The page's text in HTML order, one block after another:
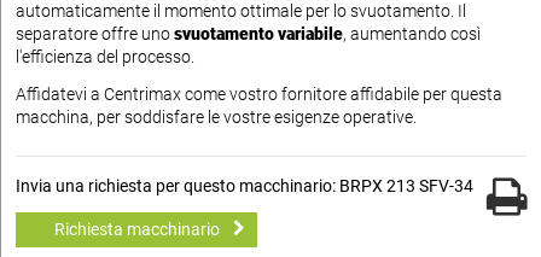
automaticamente il momento ottimale per lo svuotamento. Il
separatore offre unosvuotamento variabile, aumentando così
l'efficienza del processo.
Affidatevi a Centrimax come vostro fornitore affidabile per questa
macchina, per soddisfare le vostre esigenze operative.
Invia una richiesta per questo macchinario: BRPX 213 SFV-34
Richiesta macchinario